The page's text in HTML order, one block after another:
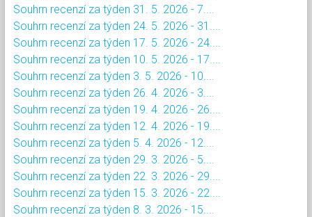
Souhrn recenzí za týden 31. 5. 2026 - 7....
Souhrn recenzí za týden 24. 5. 2026 - 31....
Souhrn recenzí za týden 17. 5. 2026 - 24....
Souhrn recenzí za týden 10. 5. 2026 - 17....
Souhrn recenzí za týden 3. 5. 2026 - 10....
Souhrn recenzí za týden 26. 4. 2026 - 3....
Souhrn recenzí za týden 19. 4. 2026 - 26....
Souhrn recenzí za týden 12. 4. 2026 - 19....
Souhrn recenzí za týden 5. 4. 2026 - 12....
Souhrn recenzí za týden 29. 3. 2026 - 5....
Souhrn recenzí za týden 22. 3. 2026 - 29....
Souhrn recenzí za týden 15. 3. 2026 - 22....
Souhrn recenzí za týden 8. 3. 2026 - 15....